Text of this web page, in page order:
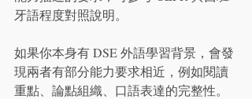
牙語程度對照說明。
如果你本身有 DSE 外語學習背景，會發
現兩者有部分能力要求相近，例如閱讀
重點、論點組織、口語表達的完整性。